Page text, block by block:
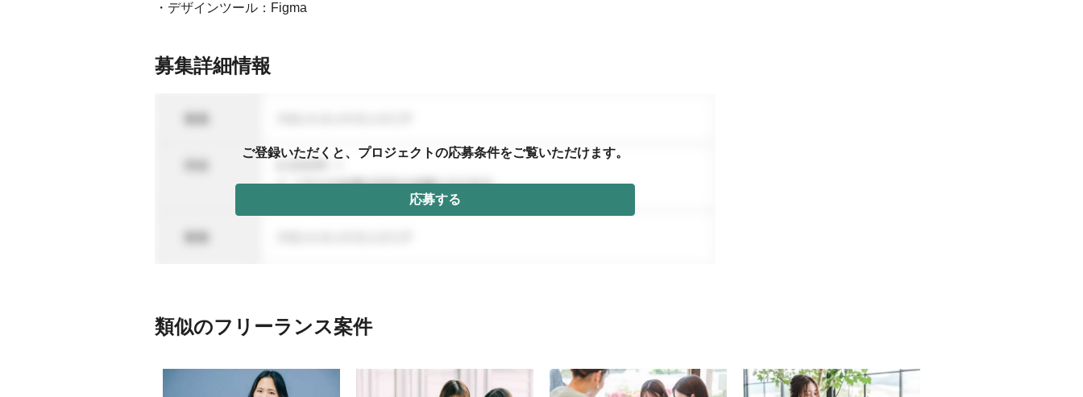
・デザインツール：Figma
募集詳細情報
ご登録いただくと、プロジェクトの応募条件をご覧いただけます。
応募する
類似のフリーランス案件